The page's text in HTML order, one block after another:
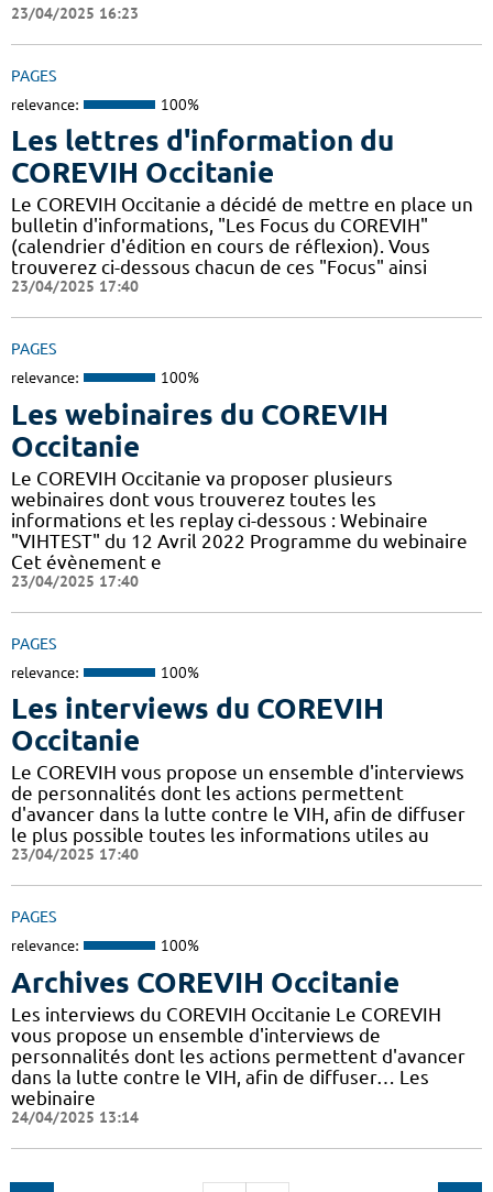
23/04/2025 16:23
PAGES
relevance: 100%
Les lettres d'information du
COREVIH Occitanie
Le COREVIH Occitanie a décidé de mettre en place un
bulletin d'informations, "Les Focus du COREVIH"
(calendrier d'édition en cours de réflexion). Vous
trouverez ci-dessous chacun de ces "Focus" ainsi
23/04/2025 17:40
PAGES
relevance: 100%
Les webinaires du COREVIH
Occitanie
Le COREVIH Occitanie va proposer plusieurs
webinaires dont vous trouverez toutes les
informations et les replay ci-dessous : Webinaire
"VIHTEST" du 12 Avril 2022 Programme du webinaire
Cet évènement e
23/04/2025 17:40
PAGES
relevance: 100%
Les interviews du COREVIH
Occitanie
Le COREVIH vous propose un ensemble d'interviews
de personnalités dont les actions permettent
d'avancer dans la lutte contre le VIH, afin de diffuser
le plus possible toutes les informations utiles au
23/04/2025 17:40
PAGES
relevance: 100%
Archives COREVIH Occitanie
Les interviews du COREVIH Occitanie Le COREVIH
vous propose un ensemble d'interviews de
personnalités dont les actions permettent d'avancer
dans la lutte contre le VIH, afin de diffuser… Les
webinaire
24/04/2025 13:14